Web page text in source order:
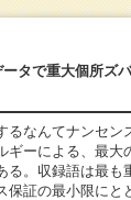
タで重大個所ズ
るなんてナンセン
ギーによる、最大
る。収録語は最も
保証の最小限にと